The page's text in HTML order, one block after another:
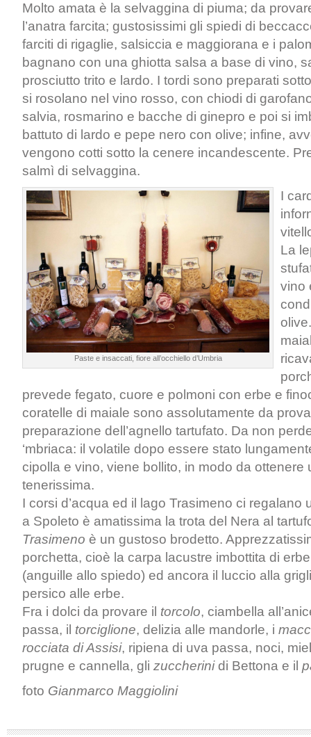
Molto amata è la selvaggina di piuma; da
l’anatra farcita; gustosissimi gli spiedi di
farciti di rigaglie, salsiccia e maggiorana e i
bagnano con una ghiotta salsa a base di vino,
prosciutto trito e lardo. I tordi sono preparati
si rosolano nel vino rosso, con chiodi di
salvia, rosmarino e bacche di ginepro e poi si
battuto di lardo e pepe nero con olive; infine,
vengono cotti sotto la cenere incandescente.
salmì di selvaggina.
Paste e insaccati, fiore all’occhiello d’Umbria
I
La
vino
prevede fegato, cuore e polmoni con erbe e
coratelle di maiale sono assolutamente da
preparazione dell’agnello tartufato. Da non
‘mbriaca: il volatile dopo essere stato
cipolla e vino, viene bollito, in modo da ottenere
tenerissima.
I corsi d’acqua ed il lago Trasimeno ci regalano
a Spoleto è amatissima la trota del Nera al
Trasimeno è un gustoso brodetto.
porchetta, cioè la carpa lacustre imbottita di
(anguille allo spiedo) ed ancora il luccio alla
persico alle erbe.
Fra i dolci da provare il torcolo, ciambella
passa, il torciglione, delizia alle mandorle, i
rocciata di Assisi, ripiena di uva passa, noci,
prugne e cannella, gli zuccherinidi Bettona e il
foto Gianmarco Maggiolini